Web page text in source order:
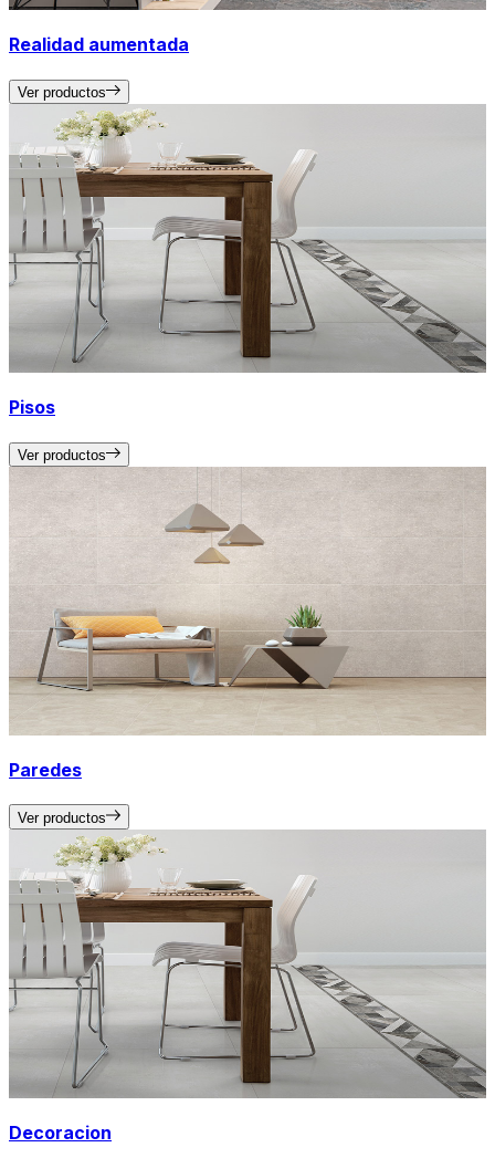
Realidad aumentada
Ver productos
Pisos
Ver productos
Paredes
Ver productos
Decoracion